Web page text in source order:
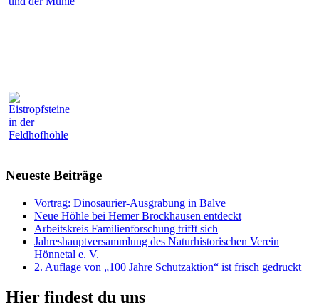
Neueste Beiträge
Vortrag: Dinosaurier-Ausgrabung in Balve
Neue Höhle bei Hemer Brockhausen entdeckt
Arbeitskreis Familienforschung trifft sich
Jahreshauptversammlung des Naturhistorischen Verein
Hönnetal e. V.
2. Auflage von „100 Jahre Schutzaktion“ ist frisch gedruckt
Hier findest du uns